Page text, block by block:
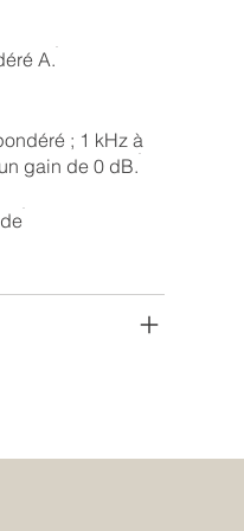
A.
; 1 kHz à
gain de 0 dB.